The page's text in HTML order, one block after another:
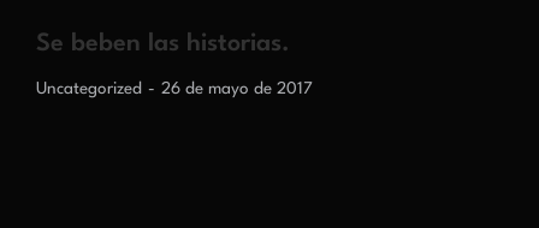
Se beben las historias.
Uncategorized 26 de mayo de 2017